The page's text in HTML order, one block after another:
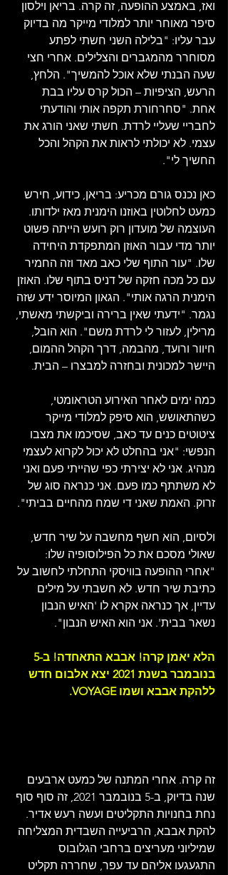
ואז, באמצע ההופעה, זה קרה. בריאן וילסון
סיפר מאוחר יותר למלודי מייקר מה בדיוק
עבר עליו: "בלילה השני חשתי לפתע
מסוחרר מהמגברים והצלילים. אחרי חצי
שעה הבנתי שלא אוכל להמשיך". הלחץ,
הרעש, הציפיות – הכול קרס עליו בבת
אחת. "סחרחורת תקפה אותי והודעתי
לחבריי שעליי לרדת. חשתי שאני הורג את
עצמי. לא יכולתי לראות את הקהל והכל
החשיך לי".
כאן נכנס גורם מכריע: בריאן, כידוע, חירש
כמעט לחלוטין באוזנו הימנית מאז ילדותו.
העוצמה של מועדון רוק רועש הייתה פשוט
יותר מדי עבור האוזן המתפקדת היחידה
שלו. "עור התוף שלי כאב מאד וזה החמיר
עם כל מכה חזקה של דניס בתוף שלו. האוזן
הימנית הרגה אותי". הגאון המיוסר ידע שזה
נגמר. "ידעתי שאין ברירה וביקשתי מאשתי,
מרילין, לעזור לי לרדת משם". הוא הובל,
חיוור ורועד, מהבמה, דרך הקהל ההמום,
היישר למכונית ובחזרה למבצרו – הבית.
כמה ימים לאחר האירוע הטראומטי,
כשהתאושש, הוא סיפק למלודי מייקר
ציטוטים כנים עד כאב, שסיכמו את מצבו
הנפשי: "אני בהחלט לא יכול לקרוא לעצמי
מנהיג. אני לא יצירתי כפי שהייתי פעם ואני
לא משתתף כמו פעם. אני כנראה סוג של
זרוק. האמת שאני די שמח מהחיים בביתי".
ולסיום, הוא חשף מחשבה על שיר חדש,
שאולי מסכם את כל הפילוסופיה שלו:
"אחרי ההופעה בוויסקי התחלתי לחשוב על
כתיבת שיר חדש. לא חשבתי על מילים
עדיין, אך כנראה אקרא לו 'האיש הנבון
נשאר בבית'. אני הוא האיש הנבון".
בנובמבר בשנת 2021 יצא אלבום חדש
ללהקת אבבא ושמו VOYAGE.
זה קרה. אחרי המתנה של כמעט ארבעים
שנה בדיוק, ב-5 בנובמבר 2021, זה סוף סוף
נחת בחנויות התקליטים ועשה רעש אדיר.
להקת אבבא, הרביעייה השבדית המצליחה
שמיליוני מעריצים ברחבי הגלובוס
התגעגעו אליהם עד עפר, שחררה תקליט